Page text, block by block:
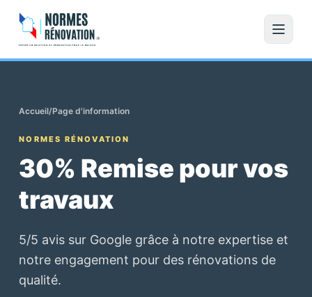
Accueil/Page d'information
NORMES RÉNOVATION
30% Remise pour vos
travaux
5/5 avis sur Google grâce à notre expertise et
notre engagement pour des rénovations de
qualité.